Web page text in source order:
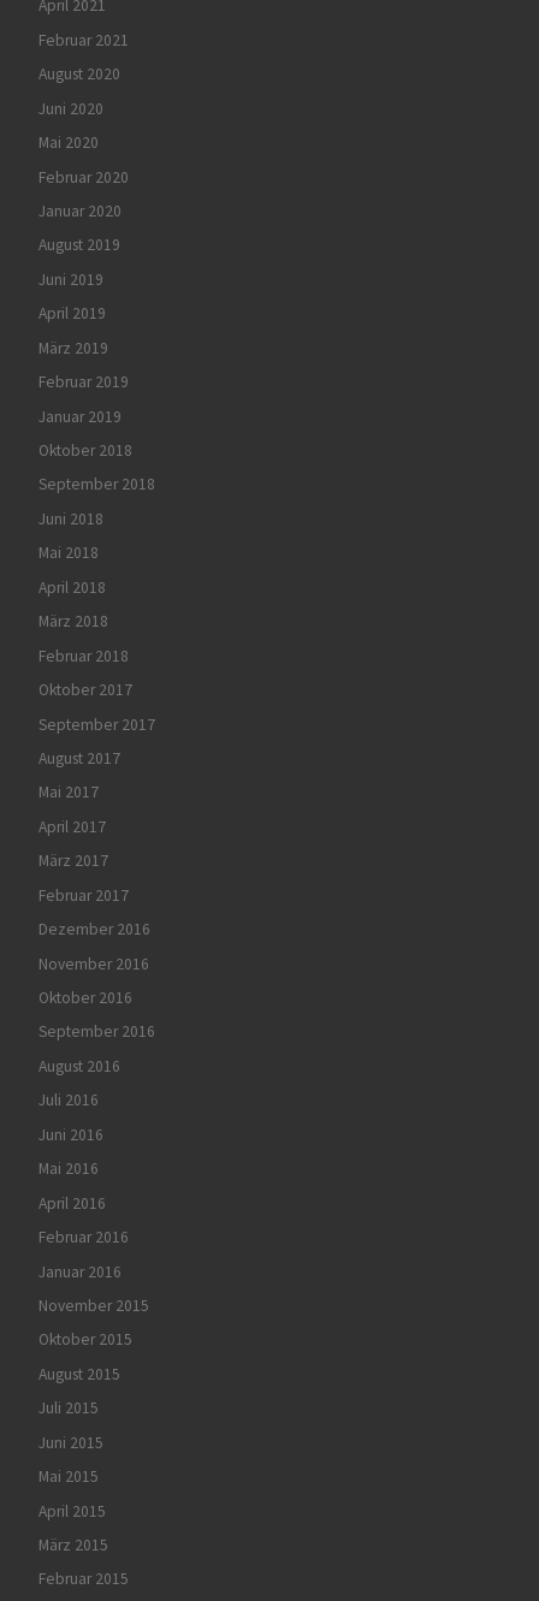
April 2021
Februar 2021
August 2020
Juni 2020
Mai 2020
Februar 2020
Januar 2020
August 2019
Juni 2019
April 2019
März 2019
Februar 2019
Januar 2019
Oktober 2018
September 2018
Juni 2018
Mai 2018
April 2018
März 2018
Februar 2018
Oktober 2017
September 2017
August 2017
Mai 2017
April 2017
März 2017
Februar 2017
Dezember 2016
November 2016
Oktober 2016
September 2016
August 2016
Juli 2016
Juni 2016
Mai 2016
April 2016
Februar 2016
Januar 2016
November 2015
Oktober 2015
August 2015
Juli 2015
Juni 2015
Mai 2015
April 2015
März 2015
Februar 2015